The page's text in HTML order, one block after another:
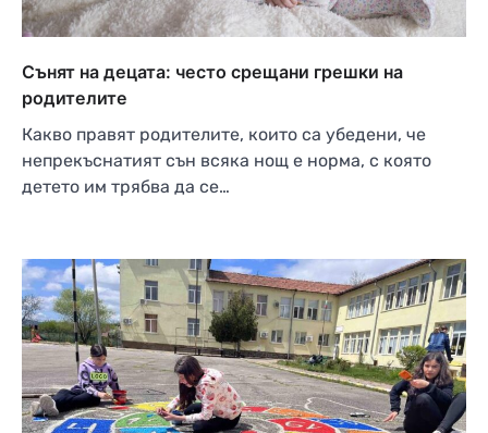
Сънят на децата: често срещани грешки на
родителите
Какво правят родителите, които са убедени, че
непрекъснатият сън всяка нощ е норма, с която
детето им трябва да се…